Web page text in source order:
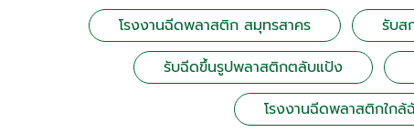
โรงงานฉีดพลาสติก สมุทรสาคร รับส
รับฉีดขึ้นรูปพลาสติกตลับแป้ง
โรงงานฉีดพลาสติกใก